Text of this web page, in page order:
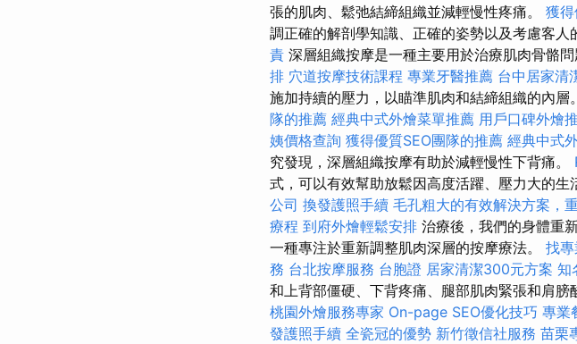
張的肌肉、鬆弛結締組織並減輕慢性疼痛。 獲
調正確的解剖學知識、正確的姿勢以及考慮客人
責 深層組織按摩是一種主要用於治療肌肉骨骼
排 穴道按摩技術課程 專業牙醫推薦 台中居家清
施加持續的壓力，以瞄準肌肉和結締組織的內
隊的推薦 經典中式外燴菜單推薦 用戶口碑外燴
姨價格查詢 獲得優質SEO團隊的推薦 經典中式
究發現，深層組織按摩有助於減輕慢性下背痛。
式，可以有效幫助放鬆因高度活躍、壓力大的生
公司 換發護照手續 毛孔粗大的有效解決方案，
療程 到府外燴輕鬆安排 治療後，我們的身體重
一種專注於重新調整肌肉深層的按摩療法。 找
務 台北按摩服務 台胞證 居家清潔300元方案 知
和上背部僵硬、下背疼痛、腿部肌肉緊張和肩膀
桃園外燴服務專家 On-page SEO優化技巧 專業
發護照手續 全瓷冠的優勢 新竹徵信社服務 苗栗